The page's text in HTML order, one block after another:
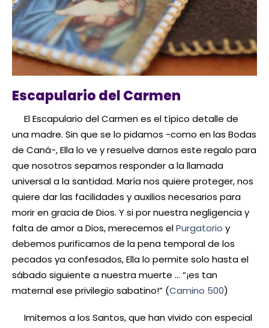
Escapulario del Carmen
El Escapulario del Carmen es el típico detalle de
una madre. Sin que se lo pidamos -como en las Bodas
de Caná-, Ella lo ve y resuelve darnos este regalo para
que nosotros sepamos responder a la llamada
universal a la santidad. María nos quiere proteger, nos
quiere dar las facilidades y auxilios necesarios para
morir en gracia de Dios. Y si por nuestra negligencia y
falta de amor a Dios, merecemos elPurgatorio y
debemos purificarnos de la pena temporal de los
pecados ya confesados, Ella lo permite solo hasta el
sábado siguiente a nuestra muerte … “¡es tan
maternal ese privilegio sabatino!” (Camino 500)
Imitemos a los Santos, que han vivido con especial